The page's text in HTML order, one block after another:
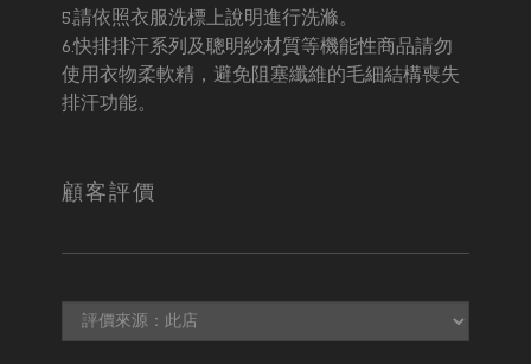
5.請依照衣服洗標上說明進行洗滌。
6.快排排汗系列及聰明紗材質等機能性商品請勿
使用衣物柔軟精，避免阻塞纖維的毛細結構喪失
排汗功能。
顧客評價